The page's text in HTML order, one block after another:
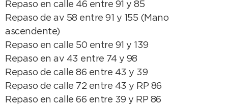
Repaso en calle 46 entre 91 y 85
Repaso de av 58 entre 91 y 155 (Mano
ascendente)
Repaso en calle 50 entre 91 y 139
Repaso en av 43 entre 74 y 98
Repaso de calle 86 entre 43 y 39
Repaso de calle 72 entre 43 y RP 86
Repaso en calle 66 entre 39 y RP 86